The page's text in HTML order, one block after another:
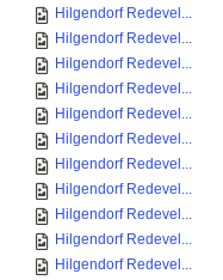
Hilgendorf Redevel...
Hilgendorf Redevel...
Hilgendorf Redevel...
Hilgendorf Redevel...
Hilgendorf Redevel...
Hilgendorf Redevel...
Hilgendorf Redevel...
Hilgendorf Redevel...
Hilgendorf Redevel...
Hilgendorf Redevel...
Hilgendorf Redevel...